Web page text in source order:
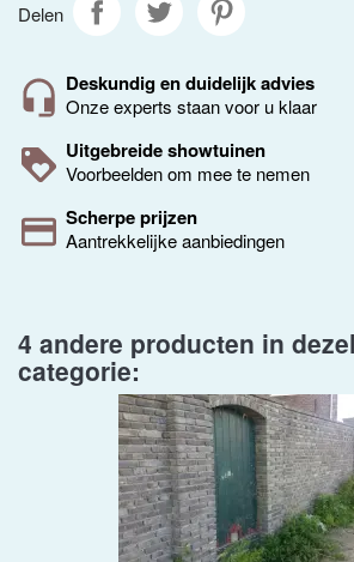
Delen
Deskundig en duidelijk advies
Onze experts staan voor u klaar
Uitgebreide showtuinen
Voorbeelden om mee te nemen
Scherpe prijzen
Aantrekkelijke aanbiedingen
4 andere producten in
categorie: